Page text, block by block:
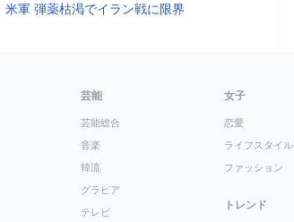
米軍 弾薬枯渇でイラン戦に限界
芸能
芸能総合
音楽
韓流
グラビア
テレビ
女子
恋愛
ライフスタイル
ファッション
トレンド